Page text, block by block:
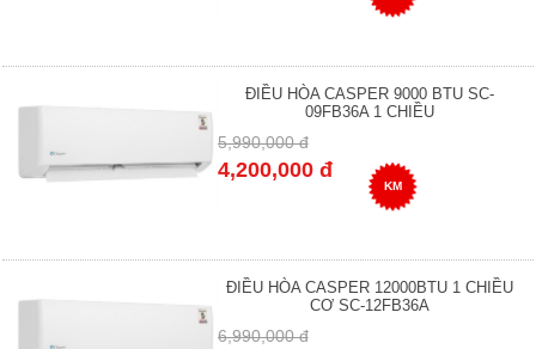
ĐIỀU HÒA CASPER 9000 BTU SC-
09FB36A 1 CHIỀU
5,990,000 đ
4,200,000 đ
KM
ĐIỀU HÒA CASPER 12000BTU 1 CHIỀU
CƠ SC-12FB36A
6,990,000 đ